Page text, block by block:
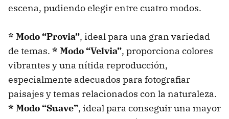
escena, pudiendo elegir entre cuatro modos.
* Modo “Provia”, ideal para una gran variedad
de temas. * Modo “Velvia”, proporciona colores
vibrantes y una nítida reproducción,
especialmente adecuados para fotografiar
paisajes y temas relacionados con la naturaleza.
* Modo “Suave”, ideal para conseguir una mayor